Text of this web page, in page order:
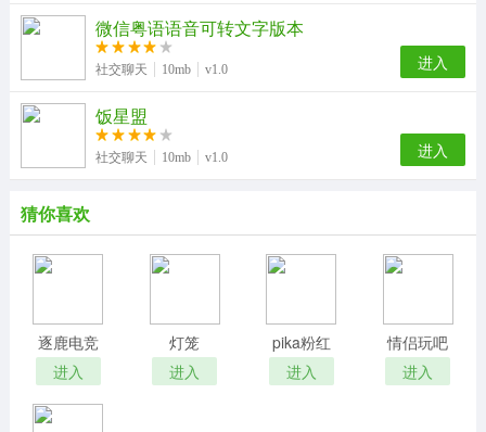
微信粤语语音可转文字版本
社交聊天 10mb v1.0 进入
饭星盟
社交聊天 10mb v1.0 进入
猜你喜欢
逐鹿电竞
进入
灯笼
Lantern
进入
pika粉红
进入
情侣玩吧
进入